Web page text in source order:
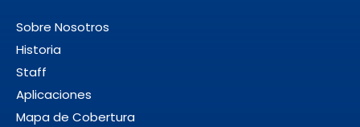
ANGELES DE ESPERANZA
Sobre Nosotros
Historia
Staff
Aplicaciones
Mapa de Cobertura